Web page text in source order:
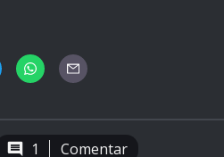
1 Comentar